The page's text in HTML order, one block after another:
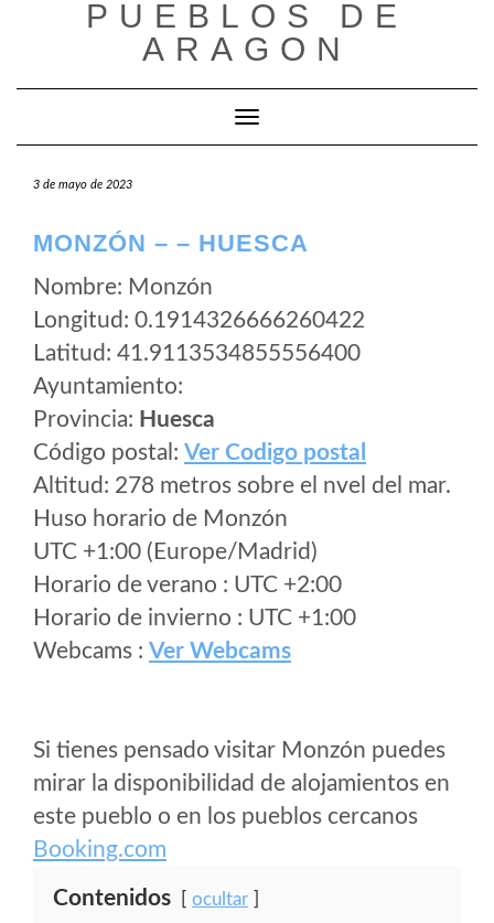
PUEBLOS DE
ARAGON
Cambiar modo de navegación
3 de mayo de 2023
MONZÓN – – HUESCA
Nombre: Monzón
Longitud: 0.1914326666260422
Latitud: 41.9113534855556400
Ayuntamiento:
Provincia: Huesca
Código postal: Ver Codigo postal
Altitud: 278 metros sobre el nvel del mar.
Huso horario de Monzón
UTC +1:00 (Europe/Madrid)
Horario de verano : UTC +2:00
Horario de invierno : UTC +1:00
Webcams : Ver Webcams
Si tienes pensado visitar Monzón puedes
mirar la disponibilidad de alojamientos en
este pueblo o en los pueblos cercanos
Booking.com
Contenidos ocultar